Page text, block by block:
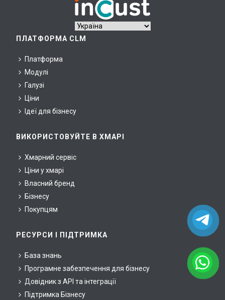
ПЛАТФОРМА CLM
Платформа
Модулі
Галузі
Ціни
Ідеї для бізнесу
ВИКОРИСТОВУЙТЕ В ХМАРІ
Хмарний сервіс
Ціни у хмарі
Власний бренд
Бізнесу
Покупцям
РЕСУРСИ І ПІДТРИМКА
База знань
Програмне забезпечення для бізнесу
Довідник з API та інтеграції
Підтримка Бізнесу